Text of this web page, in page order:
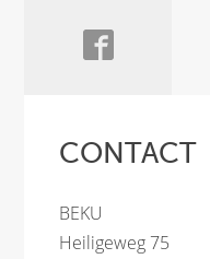
CONTACT
BEKU
Heiligeweg 75